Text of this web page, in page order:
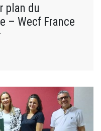
plan du
– Wecf France